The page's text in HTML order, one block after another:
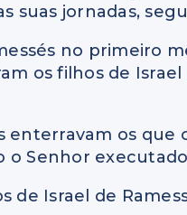
suas jornadas,
no primeiro
os filhos de
enterravam os
Senhor
de Israel de